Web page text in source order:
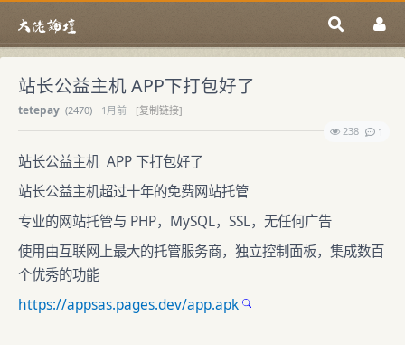
站长公益主机 APP下打包好了
tetepay (2470) 1月前
[复制链接]
238
1
站长公益主机 APP 下打包好了
站长公益主机超过十年的免费网站托管
专业的网站托管与 PHP，MySQL，SSL，无任何广告
使用由互联网上最大的托管服务商，独立控制面板，集成数百
个优秀的功能
https://appsas.pages.dev/app.apk